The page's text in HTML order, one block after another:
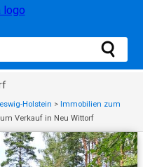
Holstein > Immobilien zum
Verkauf in Neu Wittorf